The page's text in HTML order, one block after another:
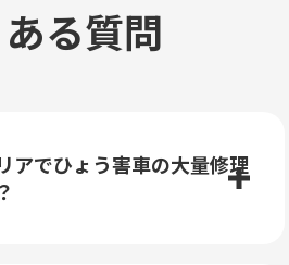
る質問
アでひょう害車の大量修理